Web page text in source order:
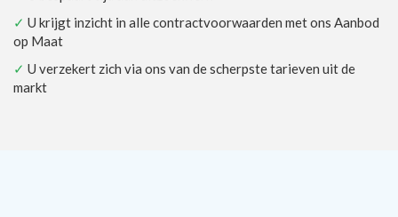
✓ U krijgt inzicht in alle contractvoorwaarden met ons Aanbod
op Maat
✓ U verzekert zich via ons van de scherpste tarieven uit de
markt